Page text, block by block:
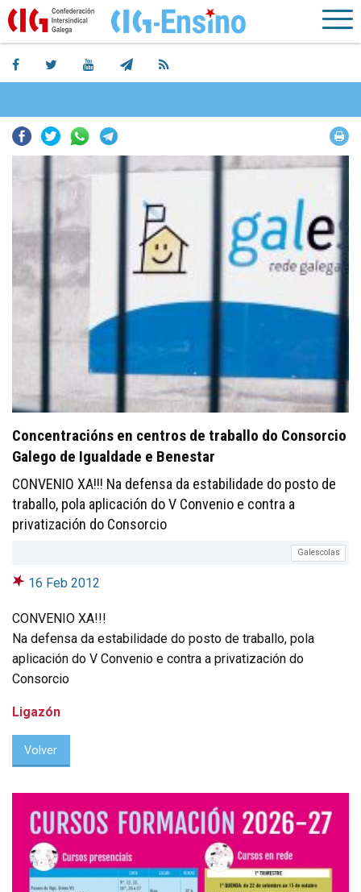
Facebook
TwitterWhatsapp
Concentracións en centros de traballo do Consorcio
Galego de Igualdade e Benestar
CONVENIO XA!!! Na defensa da estabilidade do posto de
traballo, pola aplicación do V Convenio e contra a
privatización do Consorcio
Galescolas
16 Feb 2012
CONVENIO XA!!!
Na defensa da estabilidade do posto de traballo, pola
aplicación do V Convenio e contra a privatización do
Consorcio
Ligazón
Volver